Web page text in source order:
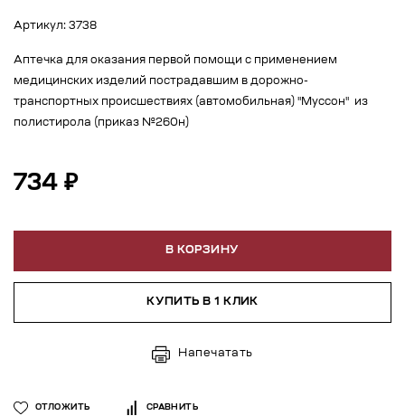
Артикул: 3738
Аптечка для оказания первой помощи с применением
медицинских изделий пострадавшим в дорожно-
транспортных происшествиях (автомобильная) "Муссон" из
полистирола (приказ №260н)
734 ₽
В КОРЗИНУ
КУПИТЬ В 1 КЛИК
Напечатать
ОТЛОЖИТЬ СРАВНИТЬ